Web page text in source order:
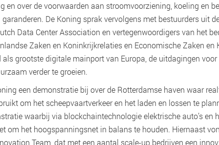
en over de voorwaarden aan stroomvoorziening, koeling en
De Koning sprak vervolgens met bestuurders uit
Data Center Association en vertegenwoordigers van het
Zaken en Koninkrijkrelaties en Economische Zaken en
grootste digitale mainport van Europa, de uitdagingen voor
verder te groeien.
een demonstratie bij over de Rotterdamse haven waar
om het scheepvaartverkeer en het laden en lossen te
waarbij via blockchaintechnologie elektrische auto’s en
om het hoogspanningsnet in balans te houden. Hiernaast
Team, dat met een aantal scale-up bedrijven een